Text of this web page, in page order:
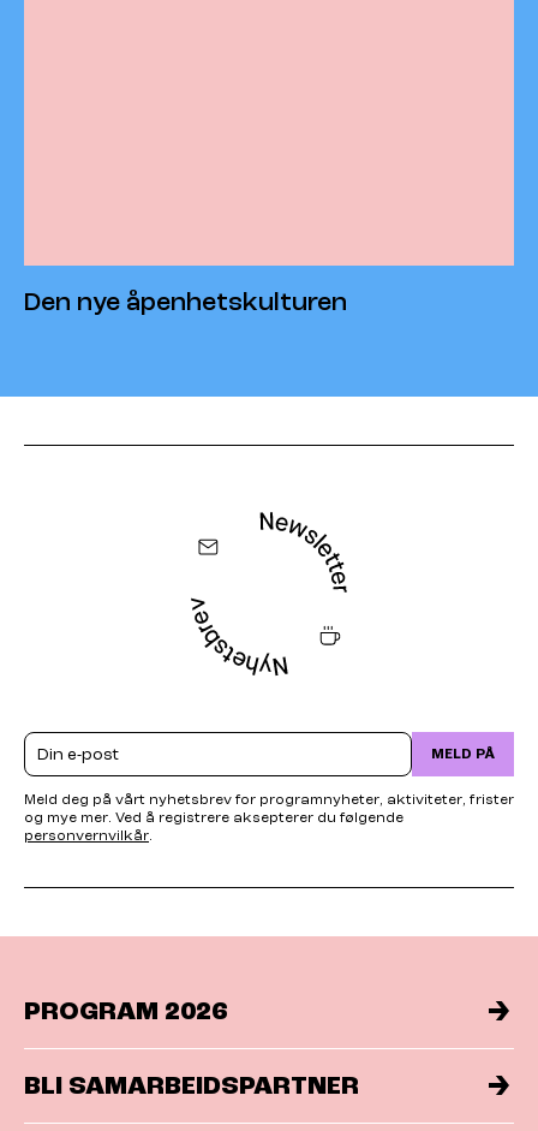
Den nye åpenhetskulturen
Email MELD PÅ
Meld deg på vårt nyhetsbrev for programnyheter, aktiviteter, frister
og mye mer. Ved å registrere aksepterer du følgende
personvernvilkår
PROGRAM 2026
BLI SAMARBEIDSPARTNER